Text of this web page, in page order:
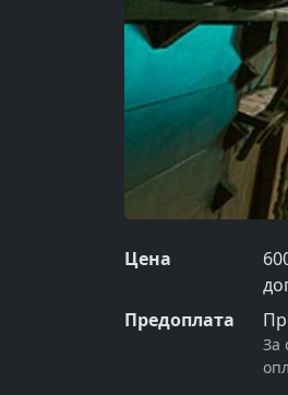
Цена
Предоплата
За